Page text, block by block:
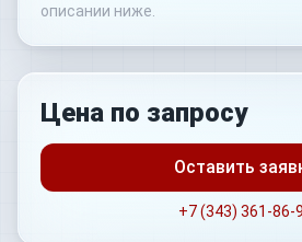
описании ниже.
Цена по запросу
Оставить
+7 (343) 361-86-